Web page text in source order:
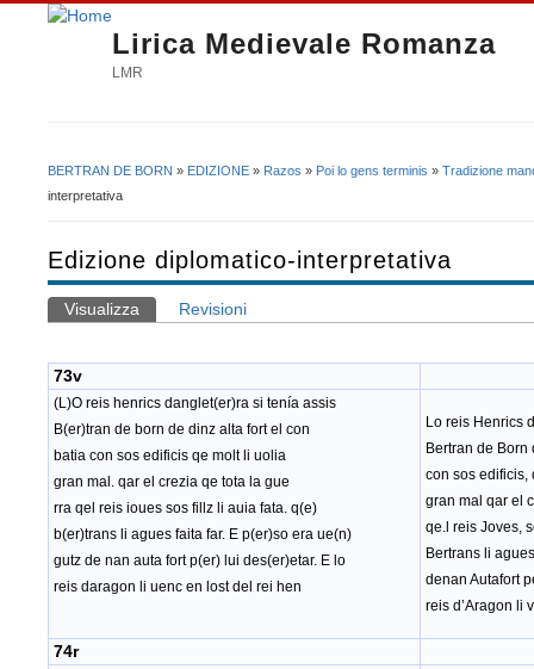
Lirica Medievale Romanza
LMR
Tu sei qui
BERTRAN DE BORN » EDIZIONE » Razos » Poi lo gens terminis » Tradizione
interpretativa
Edizione diplomatico-interpretativa
Schede primarie
Visualizza (scheda attiva)
Revisioni
73v
(L)O reis henrics danglet(er)ra si tenía assis
B(er)tran de born de dinz alta fort el con
batia con sos edificis qe molt li uolia
gran mal. qar el crezia qe tota la gue
rra qel reis ioues sos fillz li auia fata. q(e)
b(er)trans li agues faita far. E p(er)so era ue(n)
gutz de nan auta fort p(er) lui des(er)etar. E lo
reis daragon li uenc en lost del rei hen
Lo reis Henrics
Bertran de Born
con sos edificis,
gran mal qar el
qe. l reis Joves,
Bertrans li
denan Autafort
reis d’Aragon li
74r